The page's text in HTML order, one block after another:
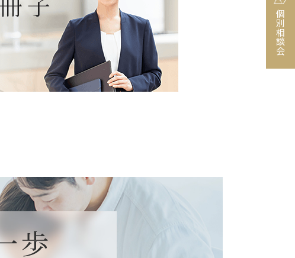
個別相談会